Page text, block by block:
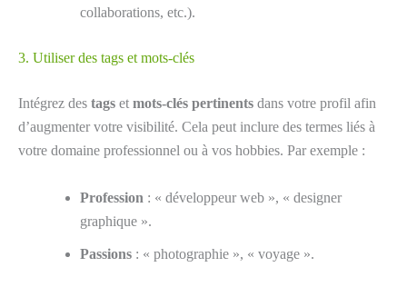
collaborations, etc.).
3. Utiliser des tags et mots-clés
Intégrez des tags et mots-clés pertinents dans votre profil afin
d’augmenter votre visibilité. Cela peut inclure des termes liés à
votre domaine professionnel ou à vos hobbies. Par exemple :
Profession : « développeur web », « designer
graphique ».
Passions : « photographie », « voyage ».